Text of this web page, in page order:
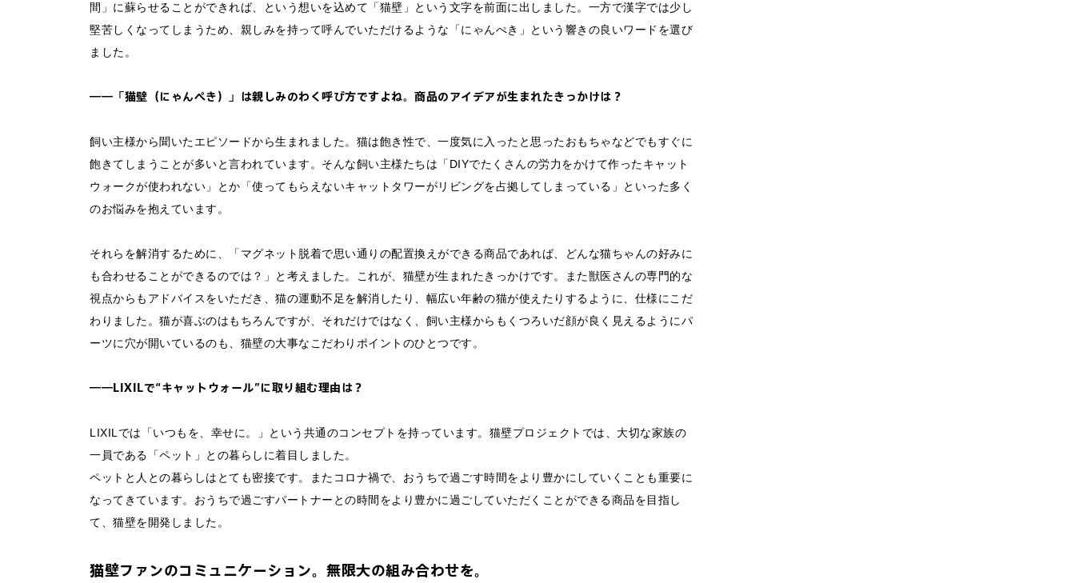
間」に蘇らせることができれば、という想いを込めて「猫壁」という文字を前面に出しました。一方で漢字では少し
堅苦しくなってしまうため、親しみを持って呼んでいただけるような「にゃんぺき」という響きの良いワードを選び
ました。
――「猫壁（にゃんぺき）」は親しみのわく呼び方ですよね。商品のアイデアが生まれたきっかけは？
飼い主様から聞いたエピソードから生まれました。猫は飽き性で、一度気に入ったと思ったおもちゃなどでもすぐに
飽きてしまうことが多いと言われています。そんな飼い主様たちは「DIYでたくさんの労力をかけて作ったキャット
ウォークが使われない」とか「使ってもらえないキャットタワーがリビングを占拠してしまっている」といった多く
のお悩みを抱えています。
それらを解消するために、「マグネット脱着で思い通りの配置換えができる商品であれば、どんな猫ちゃんの好みに
も合わせることができるのでは？」と考えました。これが、猫壁が生まれたきっかけです。また獣医さんの専門的な
視点からもアドバイスをいただき、猫の運動不足を解消したり、幅広い年齢の猫が使えたりするように、仕様にこだ
わりました。猫が喜ぶのはもちろんですが、それだけではなく、飼い主様からもくつろいだ顔が良く見えるようにパ
ーツに穴が開いているのも、猫壁の大事なこだわりポイントのひとつです。
――LIXILで“キャットウォール”に取り組む理由は？
LIXILでは「いつもを、幸せに。」という共通のコンセプトを持っています。猫壁プロジェクトでは、大切な家族の
一員である「ペット」との暮らしに着目しました。
ペットと人との暮らしはとても密接です。またコロナ禍で、おうちで過ごす時間をより豊かにしていくことも重要に
なってきています。おうちで過ごすパートナーとの時間をより豊かに過ごしていただくことができる商品を目指し
て、猫壁を開発しました。
猫壁ファンのコミュニケーション。無限大の組み合わせを。